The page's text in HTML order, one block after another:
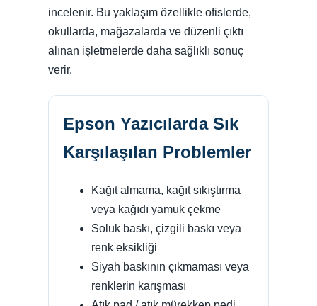
incelenir. Bu yaklaşım özellikle ofislerde,
okullarda, mağazalarda ve düzenli çıktı
alınan işletmelerde daha sağlıklı sonuç
verir.
Epson Yazıcılarda Sık
Karşılaşılan Problemler
Kağıt almama, kağıt sıkıştırma
veya kağıdı yamuk çekme
Soluk baskı, çizgili baskı veya
renk eksikliği
Siyah baskının çıkmaması veya
renklerin karışması